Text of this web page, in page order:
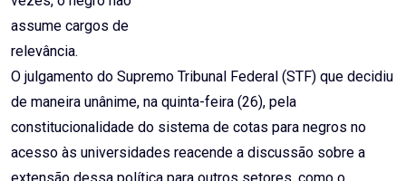
assume cargos de
relevância.
O julgamento do Supremo Tribunal Federal (STF) que decidiu
de maneira unânime, na quinta-feira (26), pela
constitucionalidade do sistema de cotas para negros no
acesso às universidades reacende a discussão sobre a